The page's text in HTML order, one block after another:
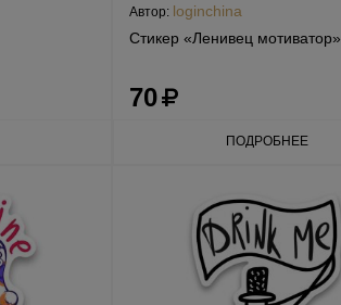
Автор: loginchina
Стикер «Ленивец мотиватор»
70
ПОДРОБНЕЕ